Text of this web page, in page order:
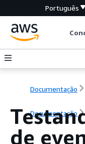
Português
Documentação
Documentação
de